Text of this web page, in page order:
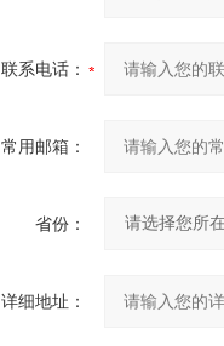
联系电话：
常用邮箱：
省份：
详细地址：